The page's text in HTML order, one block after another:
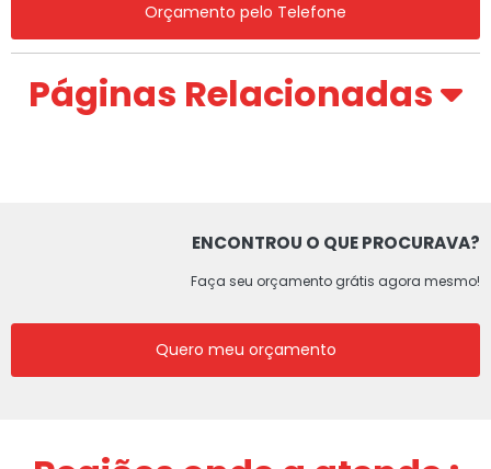
Orçamento pelo Telefone
Páginas Relacionadas
ENCONTROU O QUE PROCURAVA?
Faça seu orçamento grátis agora mesmo!
Quero meu orçamento